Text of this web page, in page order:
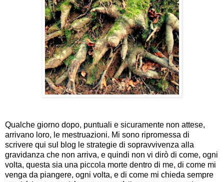
Qualche giorno dopo, puntuali e sicuramente non attese,
arrivano loro, le mestruazioni. Mi sono ripromessa di
scrivere qui sul blog le strategie di sopravvivenza alla
gravidanza che non arriva, e quindi non vi dirò di come, ogni
volta, questa sia una piccola morte dentro di me, di come mi
venga da piangere, ogni volta, e di come mi chieda sempre